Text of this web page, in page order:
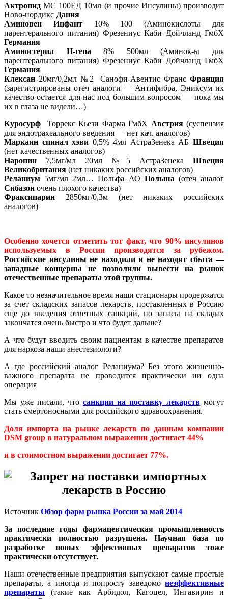
Актропид МС 100ЕД 10мл (и прочие Инсулины) производит
Ново-нордикс Дания
Аминовен Инфант10% 100 (Аминокислоты для
парентерального питания) Фрезениус Каби Дойчланд ГмбХ
Германия
Аминостерил Н-гепа 8% 500мл (Аминок-ы для
парентерального питания) Фрезениус Каби Дойчланд ГмбХ
Германия
Клексан 20мг/0,2мл №2 Санофи-Авентис Франс Франция
(зарегистрированы отеч аналоги — Антифибра, Эниксум их
качество остается для нас под большим вопросом — пока мы
их в глаза не видели…)
Куросурф Торрекс Кьези Фарма ГмбХ Австрия(суспензия
для эндотрахеального введения — нет кач. аналогов)
Маркаин спинал хэви 0,5% 4мл АстраЗенека АБШвеция
(нет качественных аналогов)
Наропин 7,5мг/мл 20мл №5 АстраЗенека Швеция
Великобритания (нет никаких российских аналогов)
Реланиум 5мг/мл 2мл… Польфа АО Польша (отеч аналог
Сибазон очень плохого качества)
Фраксипарин 2850мг/0,3м (нет никаких российских
аналогов)
Особенно хочется отметить тот факт, что 90% инсулинов
используемых в России производятся за рубежом.
Российские инсулины не находили и не находят сбыта —
западные концерны не позволили вывести на рынок
отечественные препараты этой группы.
Какое то незначительное время наши стационары продержатся
за счет складских запасов лекарств, поставленных в Россию
еще до введения ответных санкций, но запасы на складах
закончатся очень быстро и что будет дальше?
А что будут вводить своим пациентам в качестве препаратов
для наркоза наши анестезиологи?
А где российский аналог Реланиума? Без этого жизненно-
важного препарата не проводится практически ни одна
операция
Мы уже писали, что санкции на поставку лекарств могут
стать смертоносными для российского здравоохранения.
Доля импорта на рынке лекарств по данным компании
DSM group в натуральном выражении достигает 44%
и в стоимостном выражении достигает 77%.
Источник Обзор фарм рынка России за май 2014
За последние годы фармацевтическая промышленность
практически полностью разрушена. Научная база по
разработке новых эффективных препаратов тоже
практически отсутствует.
Наши отечественные предприятия выпускают самые простые
препараты, а иногда и попросту заведомо неэффективные
препараты (такие как Арбидол, Кагоцел, Ингавирин и